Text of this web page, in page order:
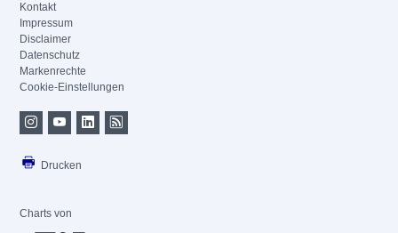
Kontakt
Impressum
Disclaimer
Datenschutz
Markenrechte
Cookie-Einstellungen
Drucken
Charts von